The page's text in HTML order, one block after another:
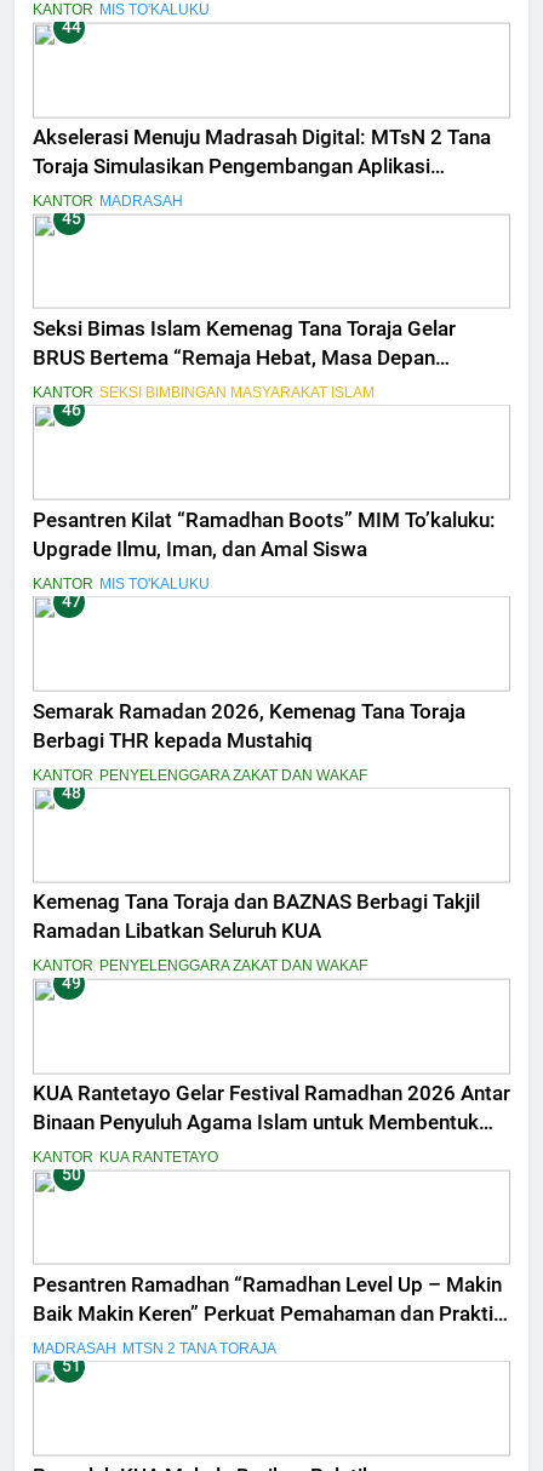
KANTOR MIS TO'KALUKU
44
Akselerasi Menuju Madrasah Digital: MTsN 2 Tana
Toraja Simulasikan Pengembangan Aplikasi
Penilaian Terintegrasi
KANTOR MADRASAH
45
Seksi Bimas Islam Kemenag Tana Toraja Gelar
BRUS Bertema “Remaja Hebat, Masa Depan
Bermartabat”
KANTOR SEKSI BIMBINGAN MASYARAKAT ISLAM
46
Pesantren Kilat “Ramadhan Boots” MIM To’kaluku:
Upgrade Ilmu, Iman, dan Amal Siswa
KANTOR MIS TO'KALUKU
47
Semarak Ramadan 2026, Kemenag Tana Toraja
Berbagi THR kepada Mustahiq
KANTOR PENYELENGGARA ZAKAT DAN WAKAF
48
Kemenag Tana Toraja dan BAZNAS Berbagi Takjil
Ramadan Libatkan Seluruh KUA
KANTOR PENYELENGGARA ZAKAT DAN WAKAF
49
KUA Rantetayo Gelar Festival Ramadhan 2026 Antar
Binaan Penyuluh Agama Islam untuk Membentuk
Generasi Qurani
KANTOR KUA RANTETAYO
50
Pesantren Ramadhan “Ramadhan Level Up – Makin
Baik Makin Keren” Perkuat Pemahaman dan Praktik
Ibadah Siswa MTsN 2 Tana Toraja
MADRASAH MTSN 2 TANA TORAJA
51